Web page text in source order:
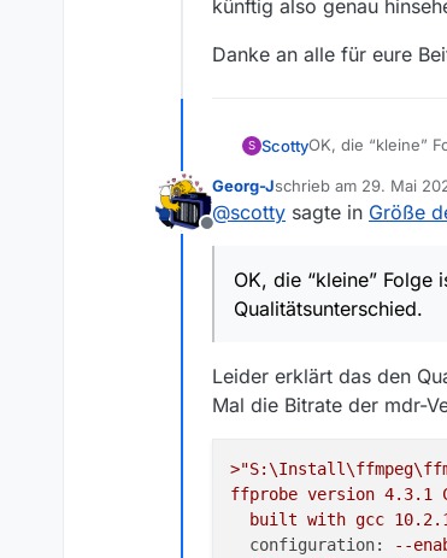
künftig also genau
Danke an alle für eure
S ScottyOK, die “kleine”
Erklärung für
reduziertes
Offline
Georg-Jschrieb am 29. Mai
zuletzt editiert von
@scotty sagte in Größe
OK, die “kleine”
Qualitätsunterschied.
Leider erklärt das den
Mal die Bitrate der mdr-
ffprobe version 4.3.1
built with gcc 10.2
configuration:
--